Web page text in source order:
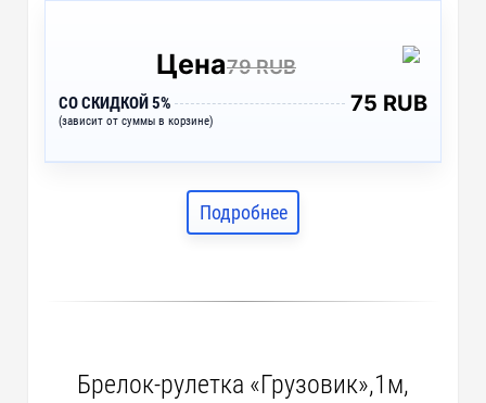
Цена79 RUB
СО СКИДКОЙ 5%
(зависит от суммы в корзине)
75 RUB
Подробнее
Брелок-рулетка «Грузовик»,1м,